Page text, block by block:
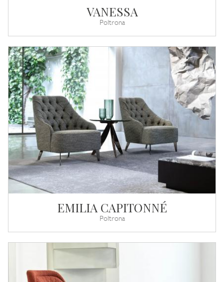
VANESSA
Poltrona
EMILIA CAPITONNÉ
Poltrona